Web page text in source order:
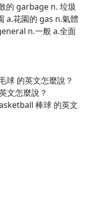
的 garbage n. 垃圾
a.花園的 gas n.氣體
n.一般 a.全面
球 的英文怎麼說？
文怎麼說？
棒球 的英文